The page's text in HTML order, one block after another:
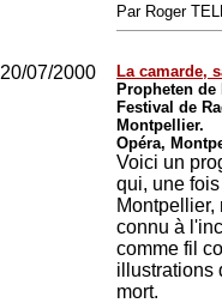
Par Roger
20/07/2000
La camarde,
Propheten
Festival de
Montpellier.
Opéra,
Voici un
qui, une
Montpellier,
connu à
comme fil
illustrations
mort.